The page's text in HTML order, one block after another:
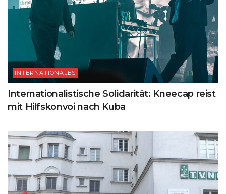
INTERNATIONALES
Internationalistische Solidarität: Kneecap reist
mit Hilfskonvoi nach Kuba